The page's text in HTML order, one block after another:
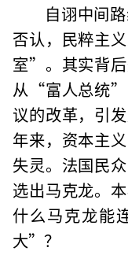
自诩中间
否认，民粹主
室”。其实背后
从“富人总统
议的改革，引
年来，资本主
失灵。法国民
选出马克龙。
什么马克龙能
大”？